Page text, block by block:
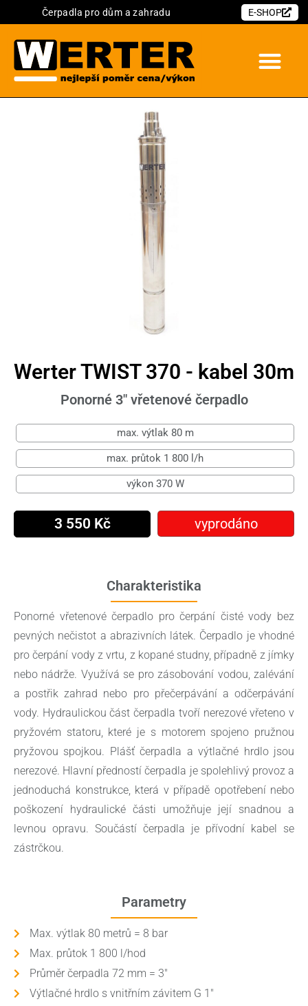
Čerpadla pro dům a zahradu E-SHOP
Werter TWIST 370 - kabel 30m
Ponorné 3" vřetenové čerpadlo
max. výtlak 80 m
max. průtok 1 800 l/h
výkon 370 W
3 550 Kč vyprodáno
Charakteristika
Ponorné vřetenové čerpadlo pro čerpání čisté vody bez
pevných nečistot a abrazivních látek. Čerpadlo je vhodné
pro čerpání vody z vrtu, z kopané studny, případně z jímky
nebo nádrže. Využívá se pro zásobování vodou, zalévání
a postřik zahrad nebo pro přečerpávání a odčerpávání
vody. Hydraulickou část čerpadla tvoří nerezové vřeteno v
pryžovém statoru, které je s motorem spojeno pružnou
pryžovou spojkou. Plášť čerpadla a výtlačné hrdlo jsou
nerezové. Hlavní předností čerpadla je spolehlivý provoz a
jednoduchá konstrukce, která v případě opotřebení nebo
poškození hydraulické části umožňuje její snadnou a
levnou opravu. Součástí čerpadla je přívodní kabel se
zástrčkou.
Parametry
Max. výtlak 80 metrů = 8 bar
Max. průtok 1 800 l/hod
Průměr čerpadla 72 mm = 3"
Výtlačné hrdlo s vnitřním závitem G 1"